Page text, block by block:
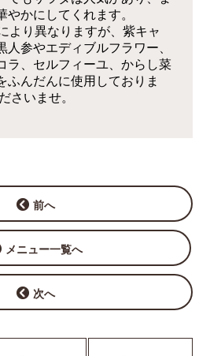
やかにしてくれます。
より異なりますが、紫キャ
人参やエディブルフラワー、
ラ、セルフィーユ、からし菜
ふんだんに使用しておりま
さいませ。
前へ
メニュー一覧へ
次へ